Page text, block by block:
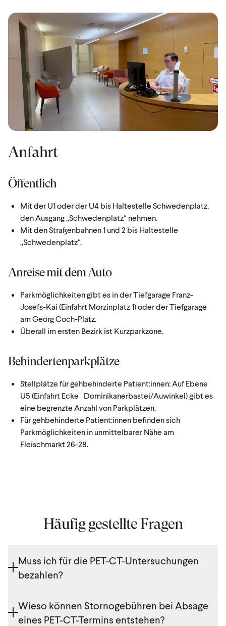
Anfahrt
Öffentlich
Mit der U1 oder der U4 bis Haltestelle Schwedenplatz,
den Ausgang „Schwedenplatz“ nehmen.
Mit den Straßenbahnen 1 und 2 bis Haltestelle
„Schwedenplatz“.
Anreise mit dem Auto
Parkmöglichkeiten gibt es in der Tiefgarage Franz-
Josefs-Kai (Einfahrt Morzinplatz 1) oder der Tiefgarage
am Georg Coch-Platz.
Überall im ersten Bezirk ist Kurzparkzone.
Behindertenparkplätze
Stellplätze für gehbehinderte Patient:innen: Auf Ebene
U5 (Einfahrt Ecke Dominikanerbastei/Auwinkel) gibt es
eine begrenzte Anzahl von Parkplätzen.
Für gehbehinderte Patient:innen befinden sich
Parkmöglichkeiten in unmittelbarer Nähe am
Fleischmarkt 26-28.
Häufig gestellte Fragen
Muss ich für die PET-CT-Untersuchungen
bezahlen?
Leistungskatalog der gesetzlichen Krankenkassen
nicht abgebildet und werden daher nur privat
Wieso können Stornogebühren bei Absage
eines PET-CT-Termins entstehen?